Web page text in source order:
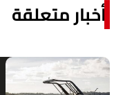
أخبار متعلقة